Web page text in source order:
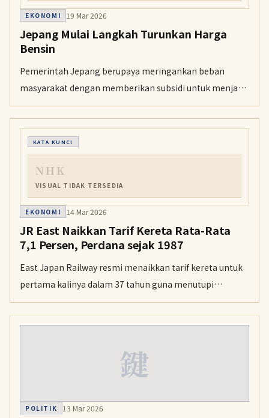
EKONOMI 19 Mar 2026
Jepang Mulai Langkah Turunkan Harga
Bensin
Pemerintah Jepang berupaya meringankan beban
masyarakat dengan memberikan subsidi untuk menjaga
harga eceran bensin di kisaran 170 yen per liter.
KATA KUNCI
NHK
VISUAL TIDAK TERSEDIA
EKONOMI 14 Mar 2026
JR East Naikkan Tarif Kereta Rata-Rata
7,1 Persen, Perdana sejak 1987
East Japan Railway resmi menaikkan tarif kereta untuk
pertama kalinya dalam 37 tahun guna menutupi
lonjakan biaya operasional dan menjamin keamanan
layanan.
鍵
POLITIK 13 Mar 2026